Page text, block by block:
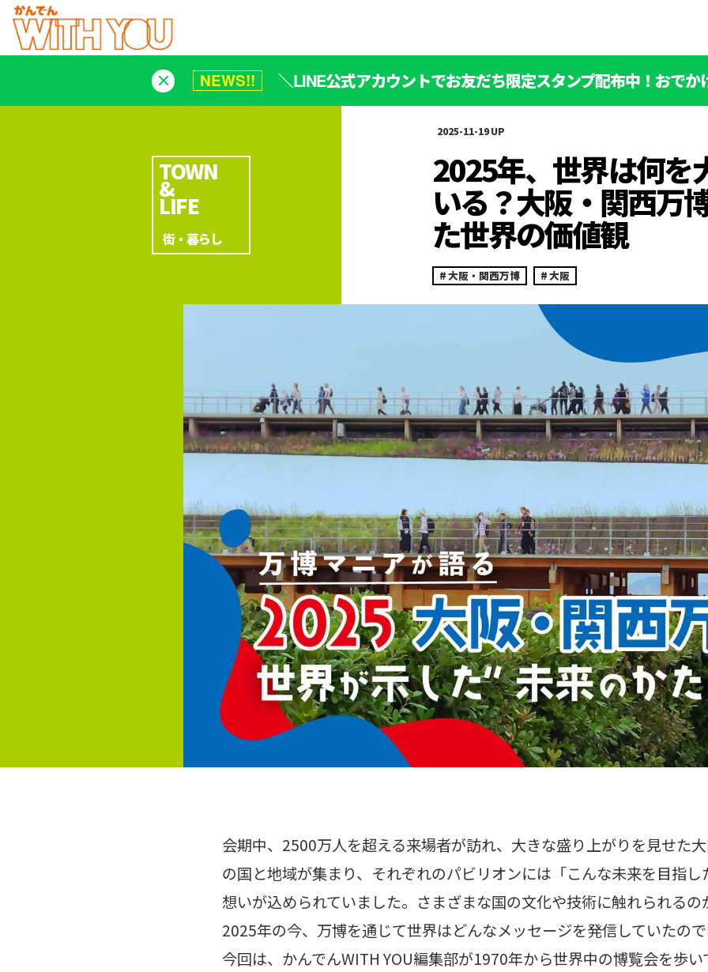
NEWS!! ＼LINE公式アカウントでお友だち限定スタンプ配布中！おで
2025-11-19
2025年、世界は何を
いる？大阪・関西万
た世界の価値観
大阪・関西万博 大阪
会期中、2500万人を超える来場者が訪れ、大きな盛り上がりを見せた
の国と地域が集まり、それぞれのパビリオンには「こんな未来を目指
想いが込められていました。さまざまな国の文化や技術に触れられる
2025年の今、万博を通じて世界はどんなメッセージを発信していたの
今回は、かんでんWITH YOU編集部が1970年から世界中の博覧会を歩